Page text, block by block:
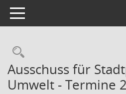
Toggle navigation
Rechercheauswahl
Ausschuss für
Umwelt - Termine